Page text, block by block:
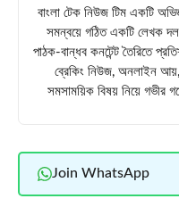
বাংলা টেক নিউজ টিম একটি
সমন্বয়ে গঠিত একটি লেখক দল,
পাঠক-বান্ধব কনটেন্ট তৈরিতে
ব্রেকিং নিউজ, অনলাইন আয়,
সমসাময়িক বিষয় নিয়ে গভীর
Join WhatsApp